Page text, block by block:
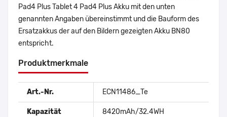
Pad4 Plus Tablet 4 Pad4 Plus Akku mit den unten
genannten Angaben übereinstimmt und die Bauform des
Ersatzakkus der auf den Bildern gezeigten Akku BN80
entspricht.
Produktmerkmale
Art.-Nr. ECN11486_Te
Kapazität 8420mAh/32.4WH